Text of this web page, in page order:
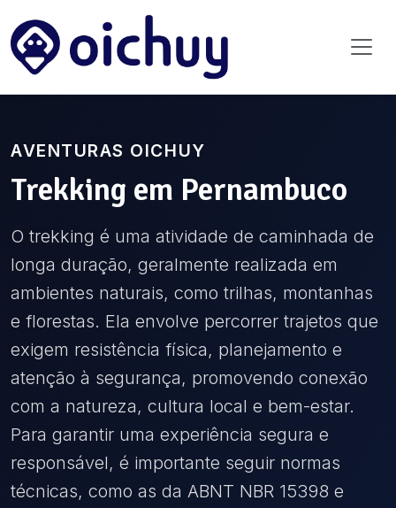
AVENTURAS OICHUY
Trekking em Pernambuco
O trekking é uma atividade de caminhada de
longa duração, geralmente realizada em
ambientes naturais, como trilhas, montanhas
e florestas. Ela envolve percorrer trajetos que
exigem resistência física, planejamento e
atenção à segurança, promovendo conexão
com a natureza, cultura local e bem-estar.
Para garantir uma experiência segura e
responsável, é importante seguir normas
técnicas, como as da ABNT NBR 15398 e